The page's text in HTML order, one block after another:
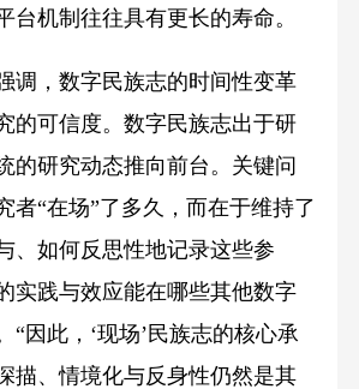
台机制往往具有更长的寿命。
，数字民族志的时间性变革
的可信度。数字民族志出于研
的研究动态推向前台。关键问
者“在场”了多久，而在于维持了
、如何反思性地记录这些参
实践与效应能在哪些其他数字
“因此，‘现场’民族志的核心承
描、情境化与反身性仍然是其